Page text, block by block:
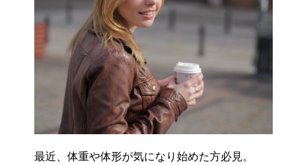
最近、体重や体形が気になり始めた方必見。